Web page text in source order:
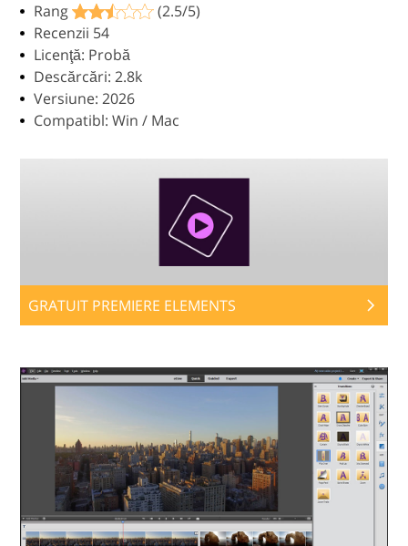
Rang
(2.5/5)
Recenzii 54
Licenţă: Probă
Descărcări: 2.8k
Versiune: 2026
Compatibl: Win / Mac
GRATUIT PREMIERE ELEMENTS